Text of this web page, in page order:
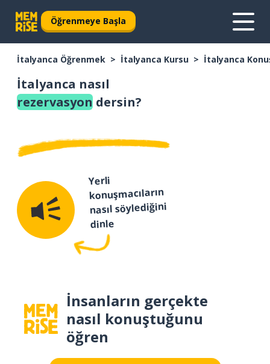
Öğrenmeye Başla
İtalyanca Öğrenmek İtalyanca Kursu İtalyanca
İtalyanca nasıl
rezervasyon dersin?
Yerli
konuşmacıların
nasıl söylediğini
dinle
İnsanların gerçekte
nasıl konuştuğunu
öğren